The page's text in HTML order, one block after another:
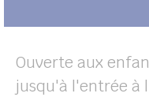
Ouverte aux
jusqu'à l'entrée à